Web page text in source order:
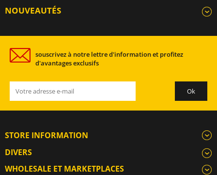
NOUVEAUTÉS
souscrivez à notre lettre d'information et profitez
d'avantages exclusifs
STORE INFORMATION
DIVERS
WHOLESALE ET MARKETPLACES